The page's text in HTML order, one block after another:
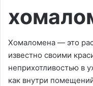
Хомаломена — это
известно своими
неприхотливостью в
как внутри